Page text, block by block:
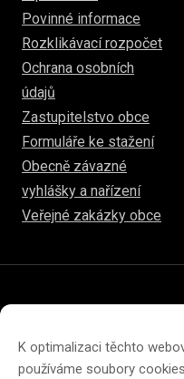
K optimalizaci těchto
používáme soubory
Povinné informace
Rozklikávací rozpočet
Ochrana osobních
údajů
Zastupitelstvo obce
Formuláře ke stažení
Obecně závazné
vyhlášky a nařízení
Veřejné zakázky obce
Prohlášení o přístupnosti
Zásady cookies (EU)